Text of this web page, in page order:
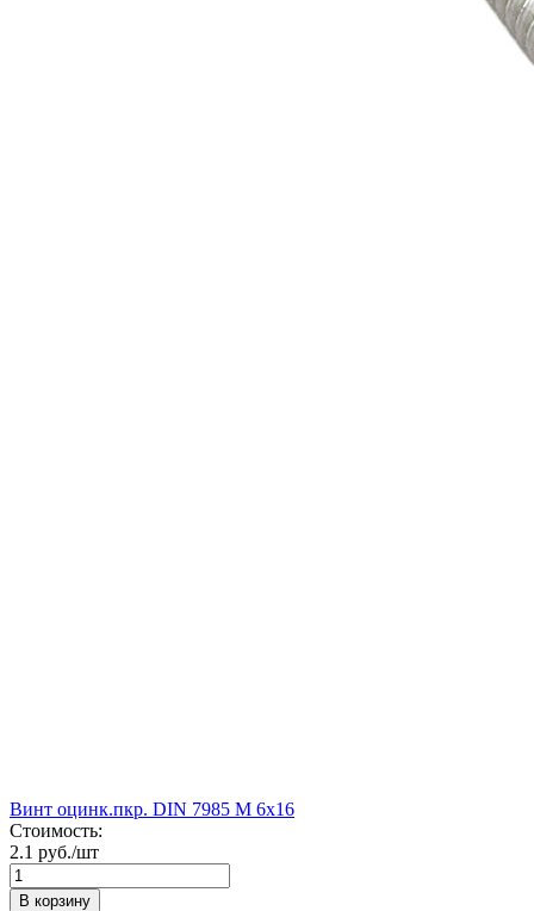
Винт оцинк.пкр. DIN 7985 М 6х16
Стоимость:
2.1 руб./шт
В корзину